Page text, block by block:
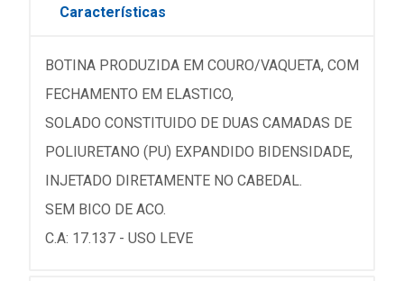
Características
BOTINA PRODUZIDA EM COURO/VAQUETA, COM
FECHAMENTO EM ELASTICO,
SOLADO CONSTITUIDO DE DUAS CAMADAS DE
POLIURETANO (PU) EXPANDIDO BIDENSIDADE,
INJETADO DIRETAMENTE NO CABEDAL.
SEM BICO DE ACO.
C.A: 17.137 - USO LEVE